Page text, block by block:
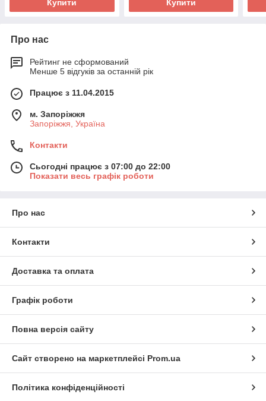
Купити Купити
Про нас
Рейтинг не сформований
Менше 5 відгуків за останній рік
Працює з 11.04.2015
м. Запоріжжя
Запоріжжя, Україна
Контакти
Сьогодні працює з 07:00 до 22:00
Показати весь графік роботи
Про нас
Контакти
Доставка та оплата
Графік роботи
Повна версія сайту
Сайт створено на маркетплейсі Prom.ua
Політика конфіденційності